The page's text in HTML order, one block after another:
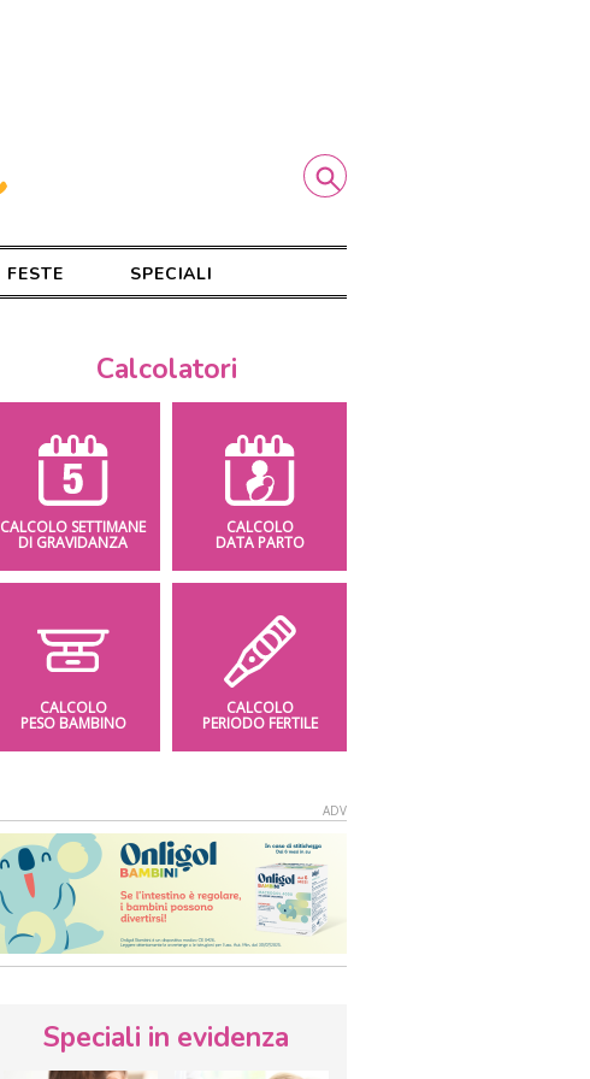
FESTE SPECIALI
Calcolatori
CALCOLO SETTIMANE
DI GRAVIDANZA
CALCOLO
DATA PARTO
CALCOLO
PESO BAMBINO
CALCOLO
PERIODO FERTILE
Speciali in evidenza